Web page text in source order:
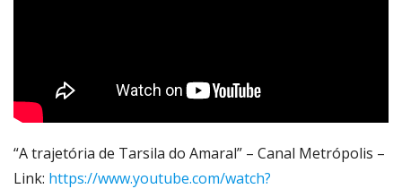
“A trajetória de Tarsila do Amaral” – Canal Metrópolis –
Link: https://www.youtube.com/watch?